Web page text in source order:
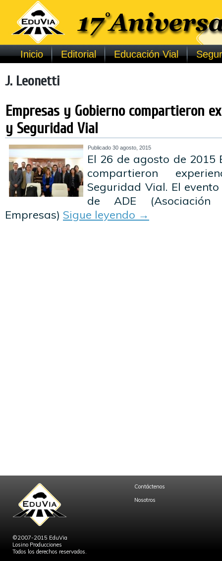
Inicio Editorial Educación Vial
J. Leonetti
Empresas y Gobierno compartieron
y Seguridad Vial
Publicado 30 agosto, 2015
El 26 de agosto de 2015
compartieron
Seguridad Vial. El
de ADE
Empresas) Sigue leyendo →
©2007-2015 EduVia
Losino Producciones
Todos los derechos reservados.
Contáctenos
Nosotros